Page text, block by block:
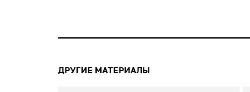
ДРУГИЕ МАТЕРИАЛЫ